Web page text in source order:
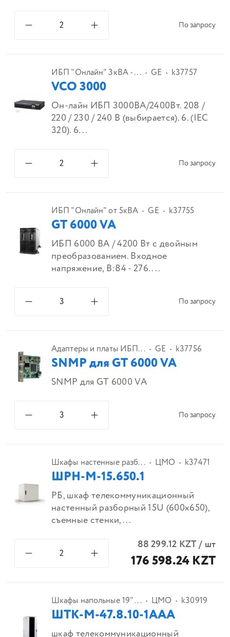
По запросу
ИБП "Онлайн" 3кВА - ... GE k37757
VCO 3000
Он-лайн ИБП 3000ВА/2400Вт. 208 /
220 / 230 / 240 В (выбирается). 6. (IEC
320). 6...
По запросу
ИБП "Онлайн" от 5кВА GE k37755
GT 6000 VA
ИБП 6000 ВА / 4200 Вт с двойным
преобразованием. Входное
напряжение, В:84 - 276....
По запросу
Адаптеры и платы ИБП... GE k37756
SNMP для GT 6000 VA
SNMP для GT 6000 VA
По запросу
Шкафы настенные разб... ЦМО k37471
ШРН-М-15.650.1
РБ, шкаф телекоммуникационный
настенный разборный 15U (600х650),
съемные стенки,...
88 299.12 KZT/ шт
176 598.24 KZT
Шкафы напольные 19" ... ЦМО k30919
ШТК-М-47.8.10-1ААА
шкаф телекоммуникационный